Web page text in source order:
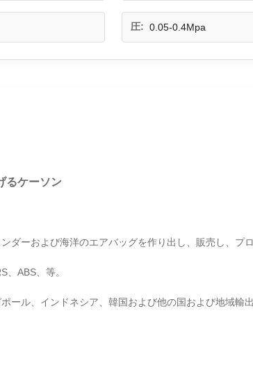
圧: 0.05-0.4Mpa
るケーソン
ーおよび海洋のエアバッグを作り出し、販売し、プ
ABS、等。
ル、インドネシア、韓国および他の国および地域輸出